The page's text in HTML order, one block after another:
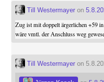
Till Westermayeron
Zug ist mit doppelt ärgerlichen +59
wäre vmtl. der Anschluss weg
Till Westermayeron